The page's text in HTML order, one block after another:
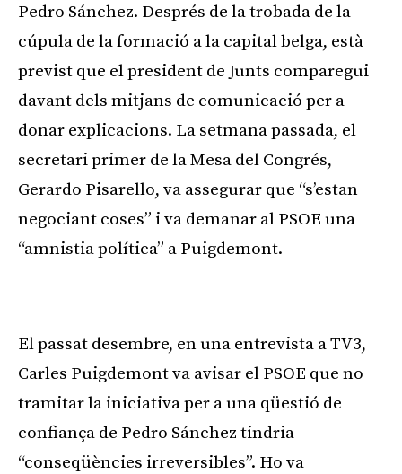
Pedro Sánchez. Després de la trobada de la
cúpula de la formació a la capital belga, està
previst que el president de Junts comparegui
davant dels mitjans de comunicació per a
donar explicacions. La setmana passada, el
secretari primer de la Mesa del Congrés,
Gerardo Pisarello, va assegurar que “s’estan
negociant coses” i va demanar al PSOE una
“amnistia política” a Puigdemont.
El passat desembre, en una entrevista a TV3,
Carles Puigdemont va avisar el PSOE que no
tramitar la iniciativa per a una qüestió de
confiança de Pedro Sánchez tindria
“conseqüències irreversibles”. Ho va